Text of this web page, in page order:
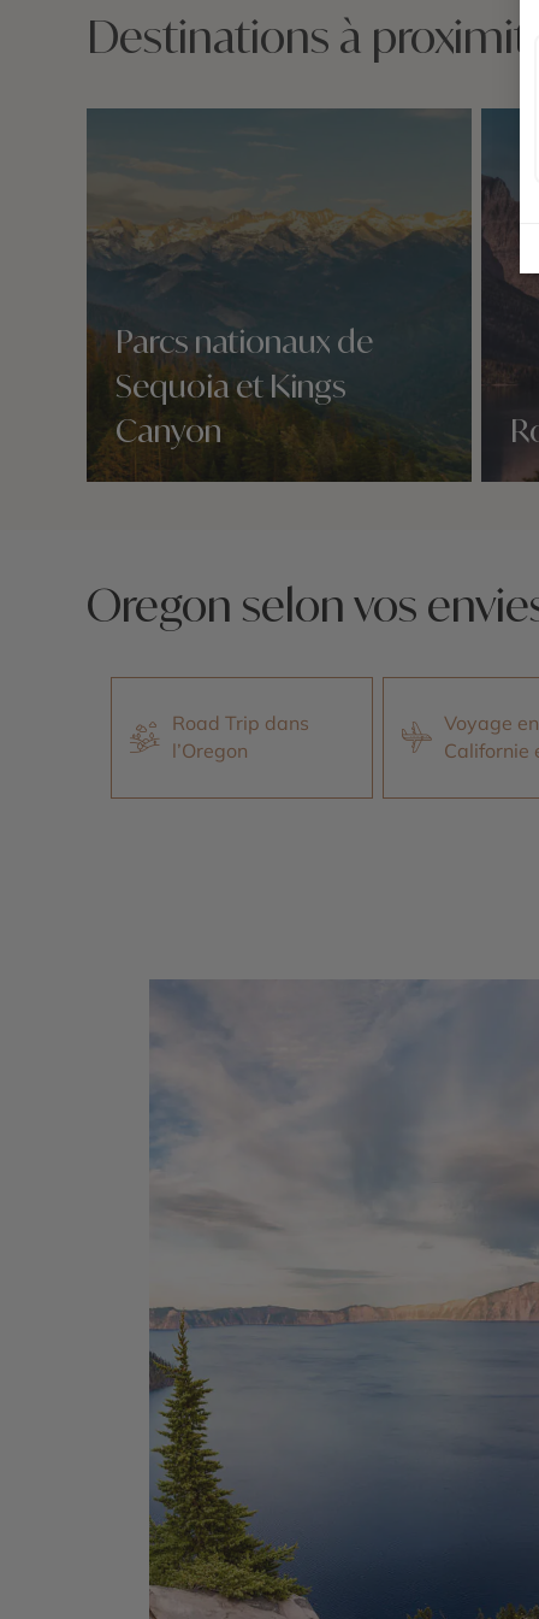
Destinations à
Parcs nationaux de
Sequoia et Kings
Canyon
Oregon selon vos
Road Trip dans
l’Oregon
Voyage en
Californie